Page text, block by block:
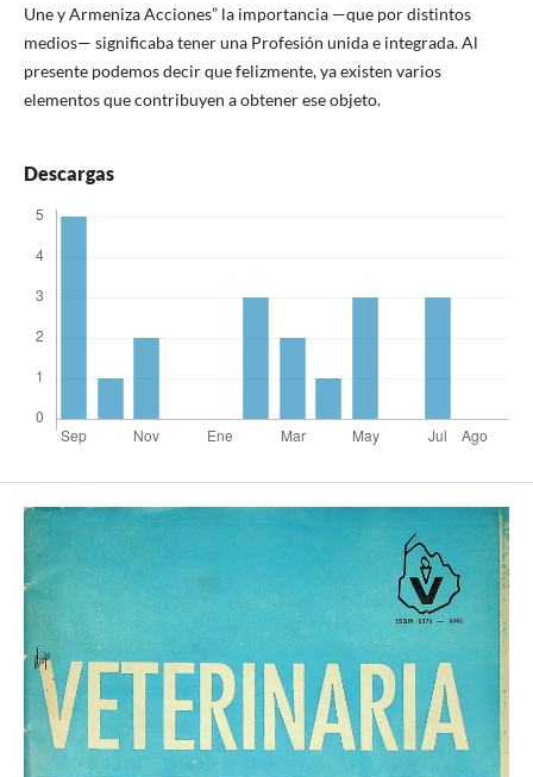
Une y Armeniza Acciones” la importancia —que por distintos
medios— significaba tener una Profesión unida e integrada. Al
presente podemos decir que felizmente, ya existen varios
elementos que contribuyen a obtener ese objeto.
Descargas